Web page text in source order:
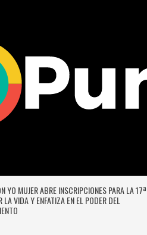
YO MUJER ABRE INSCRIPCIONES PARA LA 17ª
LA VIDA Y ENFATIZA EN EL PODER DEL